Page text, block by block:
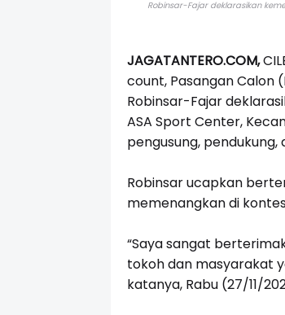
Robinsar-Fajar deklarasikan
JAGATANTERO.COM,
count, Pasangan Calon
Robinsar-Fajar
ASA Sport Center,
pengusung,
Robinsar ucapkan
memenangkan di
“Saya sangat
tokoh dan masyarakat
katanya, Rabu (27/11/